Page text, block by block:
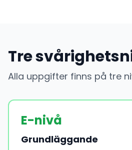
Tre
Alla uppgifter finns på tre
E-nivå
Grundläggande